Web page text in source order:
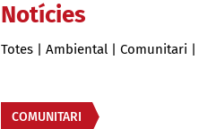
Notícies
Totes | Ambiental | Comunitari |
Àmbit de la notícia
COMUNITARI